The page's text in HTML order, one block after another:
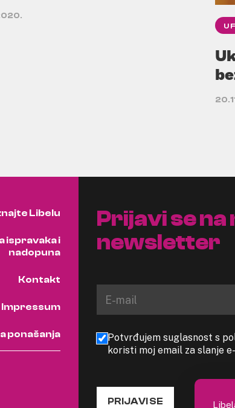
U
Libelu
ispravaka i
nadopuna
Kontakt
Impressum
ponašanja
Prijavi se na
newsletter
Potvrđujem suglasnost s
koristi moj email za slanje
PRIJAVI SE